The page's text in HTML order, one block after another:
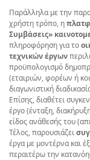
Παράλληλα με την
χρήστη τρόπο, η
Συμβάσεις»
πληροφόρηση για το
τεχνικών έργων
προϋπολογισμό
(εταιριών, φορέων ή
διαγωνιστική
Επίσης, διαθέτει
έργο (ένταξη,
είδος ανάθεσής του
Τέλος, παρουσιάζει
έργα με μοντέρνα και
περαιτέρω την